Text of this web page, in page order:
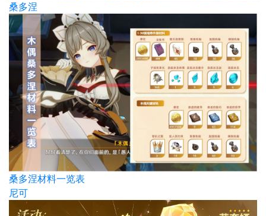
桑多涅
桑多涅材料一览表
尼可